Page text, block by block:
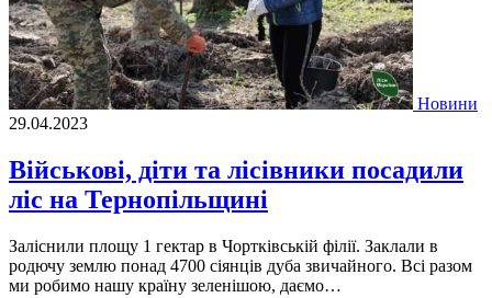
Новини
29.04.2023
Військові, діти та лісівники посадили
ліс на Тернопільщині
Заліснили площу 1 гектар в Чортківській філії. Заклали в
родючу землю понад 4700 сіянців дуба звичайного. Всі разом
ми робимо нашу країну зеленішою, даємо…